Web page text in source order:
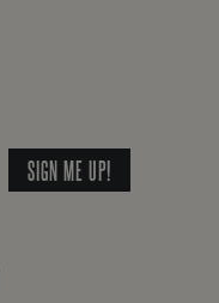
SIGN ME UP!